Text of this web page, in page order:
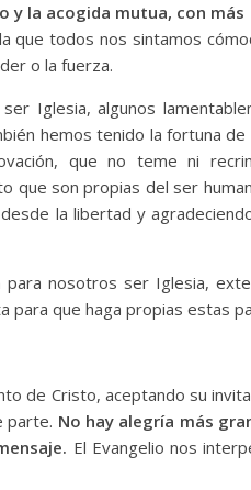
y la acogida mutua, con
que todos nos sintamos
o la fuerza.
Iglesia, algunos
hemos tenido la fortuna
que no teme ni
que son propias del ser
la libertad y
nosotros ser Iglesia,
para que haga propias estas
de Cristo, aceptando su
parte. No hay alegría más
El Evangelio nos